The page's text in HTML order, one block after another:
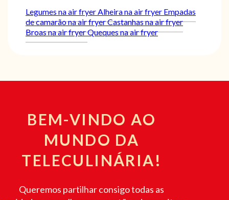
Legumes na air fryerAlheira na air fryer Empadas
de camarão na air fryerCastanhas na air fryer
Broas na air fryerQueques na air fryer
BEM-VINDO AO
MUNDO DA
TELECULINÁRIA!
Queremos partilhar consigo todas as